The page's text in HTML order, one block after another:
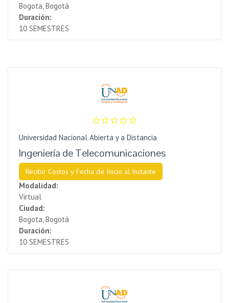
Bogota, Bogotá
Duración:
10 SEMESTRES
Universidad Nacional Abierta y a Distancia
Ingeniería de Telecomunicaciones
Recibir Costos y Fecha de Inicio al Instante
Modalidad:
Virtual
Ciudad:
Bogota, Bogotá
Duración:
10 SEMESTRES